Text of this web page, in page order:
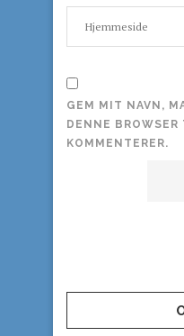
GEM MIT NAVN,
DENNE
KOMMENTERER.